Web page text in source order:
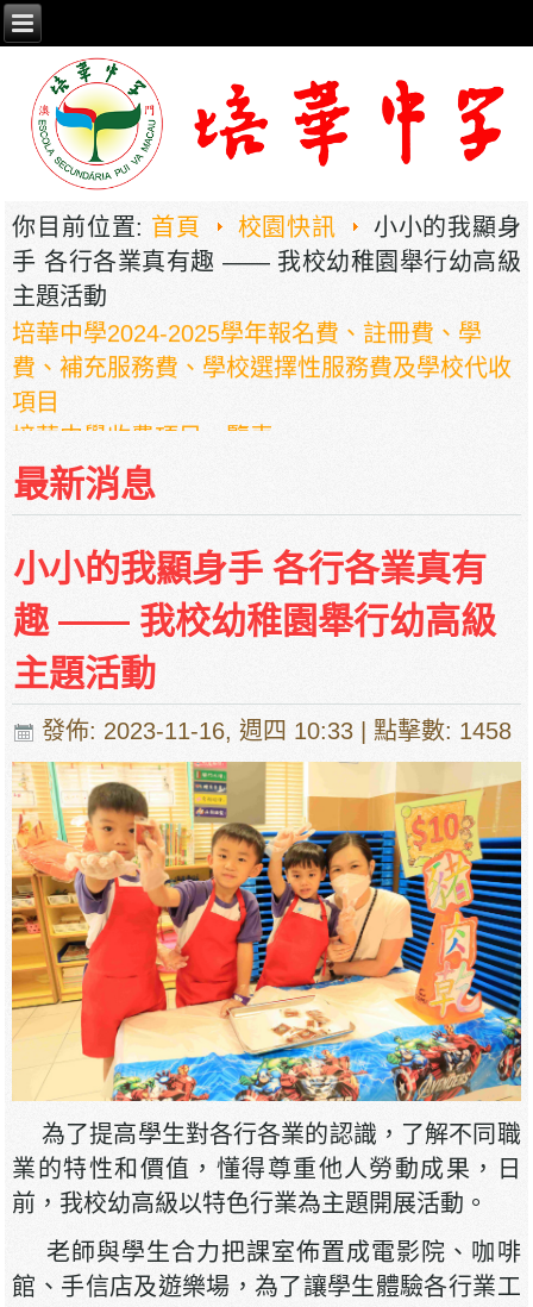
你目前位置: 首頁 校園快訊
小小的我顯身
手 各行各業真有趣 —— 我校幼稚園舉行幼高級
主題活動
2026年职业教育国家教学成果奖申报——《普职
相融，技教生香——澳门三融六通九评教育模式
建构》
培華中學2024-2025學年報名費、註冊費、學
費、補充服務費、學校選擇性服務費及學校代收
項目
培華中學收費項目一覽表
停課通知
最新消息
小小的我顯身手 各行各業真有
趣 —— 我校幼稚園舉行幼高級
主題活動
發佈: 2023-11-16, 週四 10:33 | 點擊數: 1458
為了提高學生對各行各業的認識，了解不同職
業的特性和價值，懂得尊重他人勞動成果，日
前，我校幼高級以特色行業為主題開展活動。
老師與學生合力把課室佈置成電影院、咖啡
館、手信店及遊樂場，為了讓學生體驗各行業工